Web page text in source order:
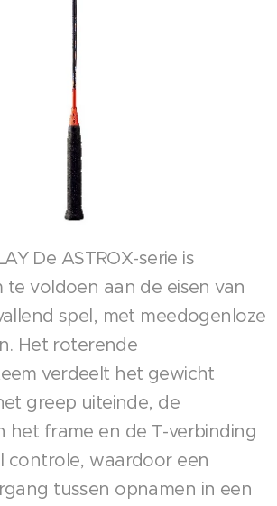
De ASTROX-serie is
te voldoen aan de eisen van
spel, met meedogenloze
Het roterende
verdeelt het gewicht
greep uiteinde, de
het frame en de T-verbinding
controle, waardoor een
tussen opnamen in een